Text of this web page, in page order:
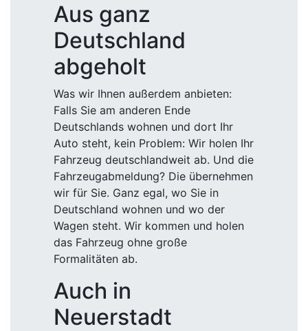
Aus ganz
Deutschland
abgeholt
Was wir Ihnen außerdem anbieten:
Falls Sie am anderen Ende
Deutschlands wohnen und dort Ihr
Auto steht, kein Problem: Wir holen Ihr
Fahrzeug deutschlandweit ab. Und die
Fahrzeugabmeldung? Die übernehmen
wir für Sie. Ganz egal, wo Sie in
Deutschland wohnen und wo der
Wagen steht. Wir kommen und holen
das Fahrzeug ohne große
Formalitäten ab.
Auch in
Neuerstadt